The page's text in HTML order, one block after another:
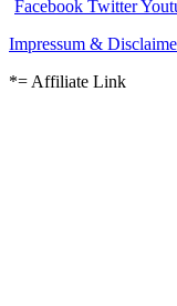
Facebook Twitter
Impressum &
*= Affiliate Link